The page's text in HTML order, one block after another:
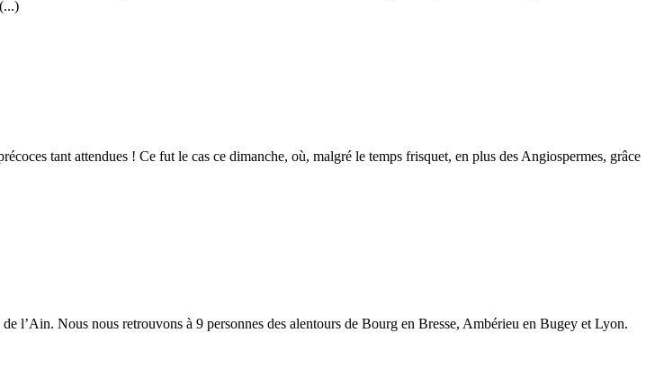
tant attendues ! Ce fut le cas ce dimanche, où, malgré le temps frisquet, en plus des Angiospermes, grâce
l’Ain. Nous nous retrouvons à 9 personnes des alentours de Bourg en Bresse, Ambérieu en Bugey et Lyon.